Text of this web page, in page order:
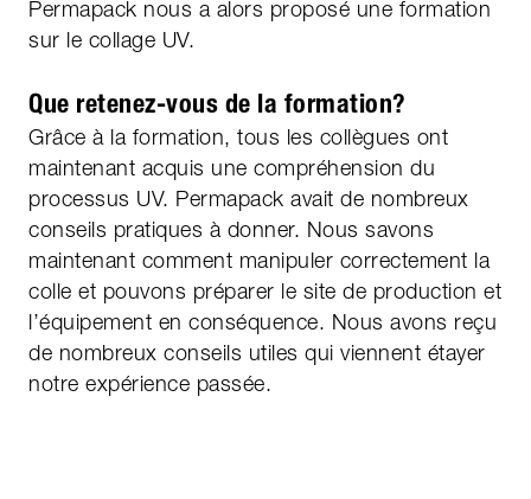
Permapack nous a alors proposé une formation
sur le collage UV.
Que retenez-vous de la formation?
Grâce à la formation, tous les collègues ont
maintenant acquis une compréhension du
processus UV. Permapack avait de nombreux
conseils pratiques à donner. Nous savons
maintenant comment manipuler correctement la
colle et pouvons préparer le site de production et
l’équipement en conséquence. Nous avons reçu
de nombreux conseils utiles qui viennent étayer
notre expérience passée.